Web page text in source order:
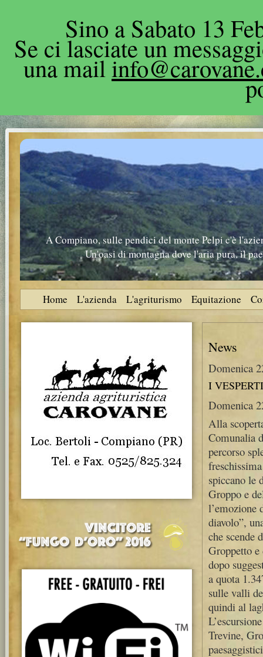
Sino a Sabato 13
Se ci lasciate un
una mail
A Compiano, sulle pendici del monte Pelpi c'è
Un'oasi di montagna dove l'aria pura, il
Home L'azienda L'agriturismo Equitazione
News
Domenica
I
Domenica
Alla
Comunalia
percorso
spiccano le
Groppo e
l’emozione
diavolo”,
che scende
Groppetto
dopo
a quota
sulle valli
quindi al
Trevine,